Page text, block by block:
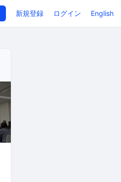
新規登録 ログイン English